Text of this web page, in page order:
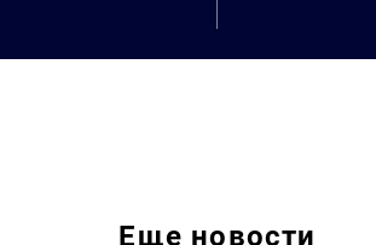
Еще новости